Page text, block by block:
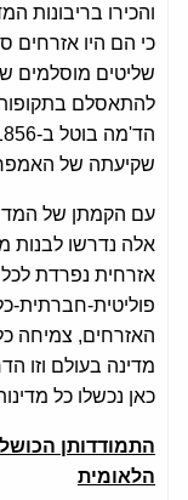
והכירו בריבונות
כי הם היו אזרחים
שליטים מוסלמים
להתאסלם בתקופות
שקיעתה של
עם הקמתן של
אלה נדרשו לבנות
אזרחית נפרדת לכל
פוליטית-חברתית-
האזרחים, צמיחה
מדינה בעולם וזו
כאן נכשלו כל
התמודדותן
הלאומית